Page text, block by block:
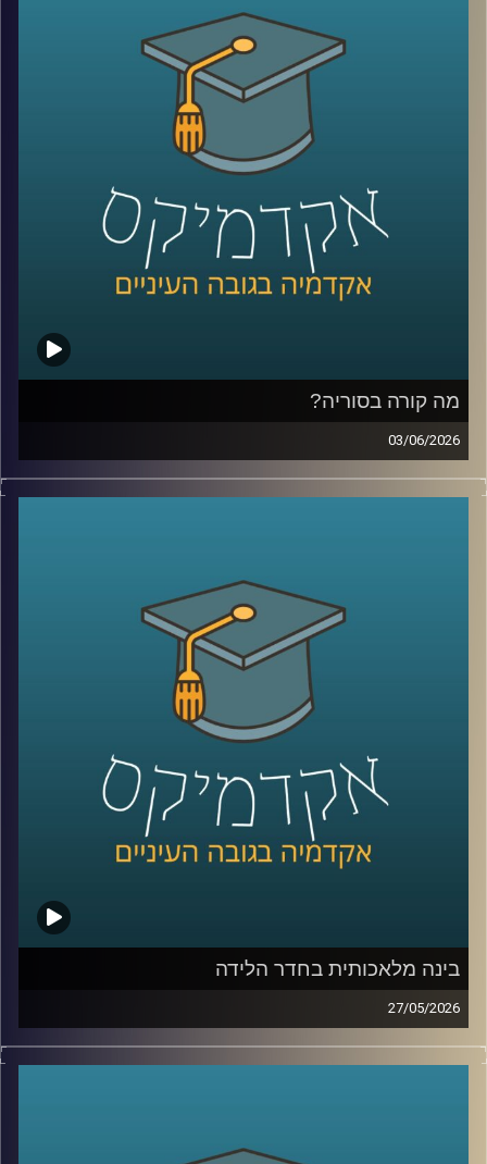
והאם האנושות תגלה חיים מחוץ לכדור הארץ?
כל אלה היו הימורים אמיתיים בפלטפורמתPolymarket
כן, אנשים ברחבי העולם שמים כסף אמיתי על העתיד. על
מלחמות, פוליטיקה, דת, אסונות ואפילו סוף העולם.
ובזמן שרובנו צורכים חדשות כדי להבין מה קורה, יש אנשים
שפשוט נכנסים לפולימרקט כדי לראות “מה הסיכויים” ועל
הדרך גם מרוויחים כסף.
אז מה זה בכלל שוק חיזוי?
למה אנשים התחילו להאמין לפלטפורמות האלה יותר מלסקרים
אירועים עולמיים? והאם יכול להיות שפלטפורמות כאלה כבר
לא רק מנבאות את המציאות, אלא גם מתחילות לעצב אותה?
כדי להבין את העולם הזה, נמצא איתנו היום פרופ’ צחי חייט
מאוניברסיטת רייכמן, שחוקר חוכמת המונים, רשתות חברתיות
ואמינות מידע, ואחד החוקרים הבולטים בישראל בתחום שווקי
החיזוי
מה קורה בסוריה?
03/06/2026
מה בעצם קורה היום בסוריה?
מי שולט שם? מי נלחם במי? איך טורקיה הפכה לשחקן כל כך
נדמה שאחרי יותר מעשור של מלחמה, רוב הישראלים כבר
איבדו את היכולת להבין את התמונה.
אז היום ננסה לעשות סדר ולהבין איך נראה המזרח התיכון
החדש שנבנה ממש מעבר לגבול שלנו.
היום נארח את ד״ר מיכאל ברק, מרצה וחוקר בבית ספר לאודר
לממשל, דיפלומטיה ואסטרטגיה ב־אוניברסיטת רייכמן, וחוקר
בכיר ב־המכון למדיניות נגד טרור, מומחה לאיסלאם רדיקלי.
קרדיט תמונות:AudioVersity
בינה מלאכותית בחדר הלידה
27/05/2026
הרפואה נמצאת היום באחת מנקודות המפנה המשמעותיות
ביותר בתולדותיה.